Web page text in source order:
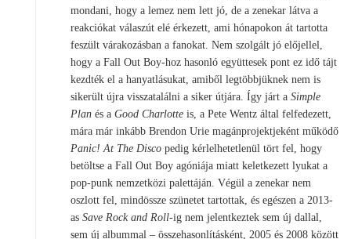
mondani, hogy a lemez nem lett jó, de a zenekar látva a
reakciókat válaszút elé érkezett, ami hónapokon át tartotta
feszült várakozásban a fanokat. Nem szolgált jó előjellel,
hogy a Fall Out Boy-hoz hasonló együttesek pont ez idő tájt
kezdték el a hanyatlásukat, amiből legtöbbjüknek nem is
sikerült újra visszatalálni a siker útjára. Így járt a Simple
Plan és a Good Charlotte is, a Pete Wentz által felfedezett,
mára már inkább Brendon Urie magánprojektjeként működő
Panic! At The Disco pedig kérlelhetetlenül tört fel, hogy
betöltse a Fall Out Boy agóniája miatt keletkezett lyukat a
pop-punk nemzetközi palettáján. Végül a zenekar nem
oszlott fel, mindössze szünetet tartottak, és egészen a 2013-
as Save Rock and Roll-ig nem jelentkeztek sem új dallal,
sem új albummal – összehasonlításként, 2005 és 2008 között